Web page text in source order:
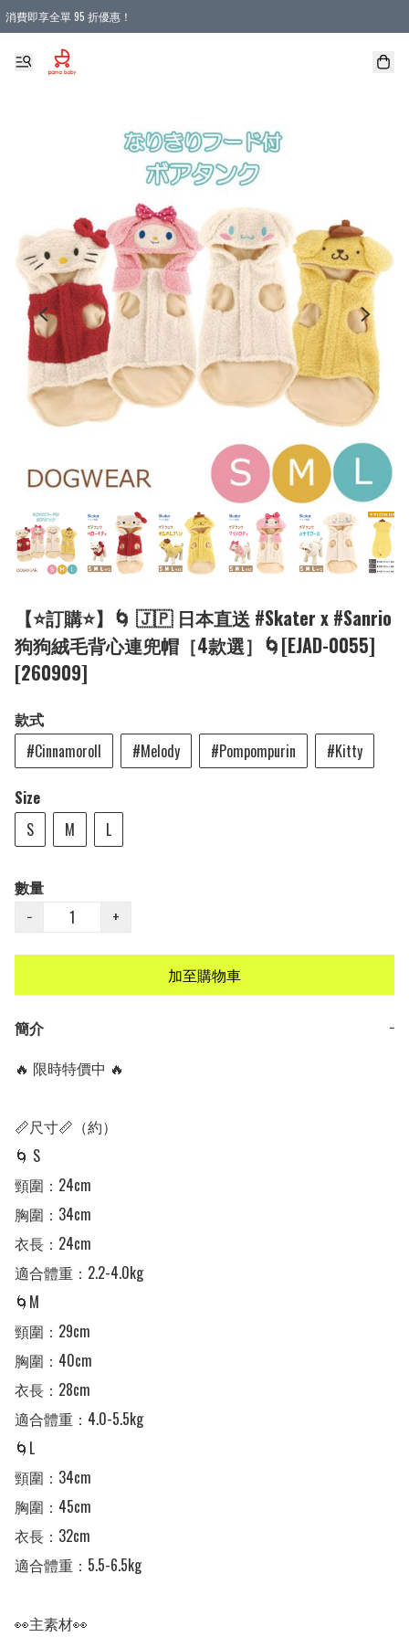
消費即享全單 95 折優惠！
購物滿 HKD 900.00即享免運費優惠！（適用於 本地送貨、本地取貨 )
【⭐訂購⭐】🌀 🇯🇵 日本直送 #Skater x #Sanrio
狗狗絨毛背心連兜帽［4款選］🌀[EJAD-0055]
[260909]
款式
#Cinnamoroll
#Melody #Pompompurin #Kitty
Size
S
M L
數量
−
+
加至購物車
簡介
−
🔥 限時特價中 🔥
📏尺寸📏（約）
🌀 S
頸圍：24cm
胸圍：34cm
衣長：24cm
適合體重：2.2-4.0kg
🌀M
頸圍：29cm
胸圍：40cm
衣長：28cm
適合體重：4.0-5.5kg
🌀L
頸圍：34cm
胸圍：45cm
衣長：32cm
適合體重：5.5-6.5kg
👀主素材👀